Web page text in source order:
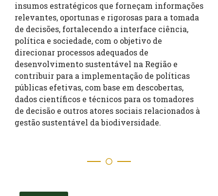
insumos estratégicos que forneçam informações
relevantes, oportunas e rigorosas para a tomada
de decisões, fortalecendo a interface ciência,
política e sociedade, com o objetivo de
direcionar processos adequados de
desenvolvimento sustentável na Região e
contribuir para a implementação de políticas
públicas efetivas, com base em descobertas,
dados científicos e técnicos para os tomadores
de decisão e outros atores sociais relacionados à
gestão sustentável da biodiversidade.